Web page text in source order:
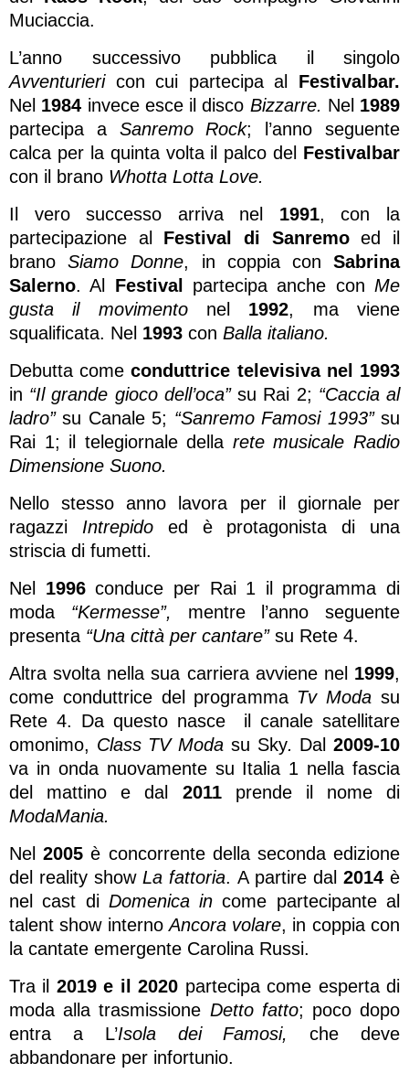
Muciaccia.
L’anno successivo pubblica il singolo
Avventuriericon cui partecipa al Festivalbar.
Nel 1984 invece esce il disco Bizzarre. Nel 1989
partecipa a Sanremo Rock; l’anno seguente
calca per la quinta volta il palco del Festivalbar
con il brano Whotta Lotta Love.
Il vero successo arriva nel 1991, con la
partecipazione al Festival di Sanremoed il
branoSiamo Donne, in coppia conSabrina
Salerno. Al Festival partecipa anche conMe
gusta il movimentonel 1992, ma viene
squalificata. Nel 1993 con Balla italiano.
Debutta comeconduttrice televisiva nel 1993
in “Il grande gioco dell’oca”su Rai 2; “Caccia al
ladro”su Canale 5; “Sanremo Famosi 1993”su
Rai 1; il telegiornale della rete musicale Radio
Dimensione Suono.
Nello stesso anno lavora per il giornale per
ragazzi Intrepido ed è protagonista di una
striscia di fumetti.
Nel 1996conduce per Rai 1 il programma di
moda “Kermesse”, mentre l’anno seguente
presenta “Una città per cantare”su Rete 4.
Altra svolta nella sua carriera avviene nel 1999,
come conduttrice del programma Tv Moda su
Rete 4. Da questo nasce il canale satellitare
omonimo, Class TV Moda su Sky. Dal2009-10
va in onda nuovamente su Italia 1 nella fascia
del mattino e dal 2011prende il nome di
ModaMania.
Nel2005 è concorrente della seconda edizione
del reality showLa fattoria. A partire dal 2014è
nel cast di Domenica in come partecipante al
talent show internoAncora volare, in coppia con
la cantate emergente Carolina Russi.
Tra il 2019 e il 2020 partecipa come esperta di
moda alla trasmissione Detto fatto; poco dopo
entra a L’Isola dei Famosi,
che deve
abbandonare per infortunio.